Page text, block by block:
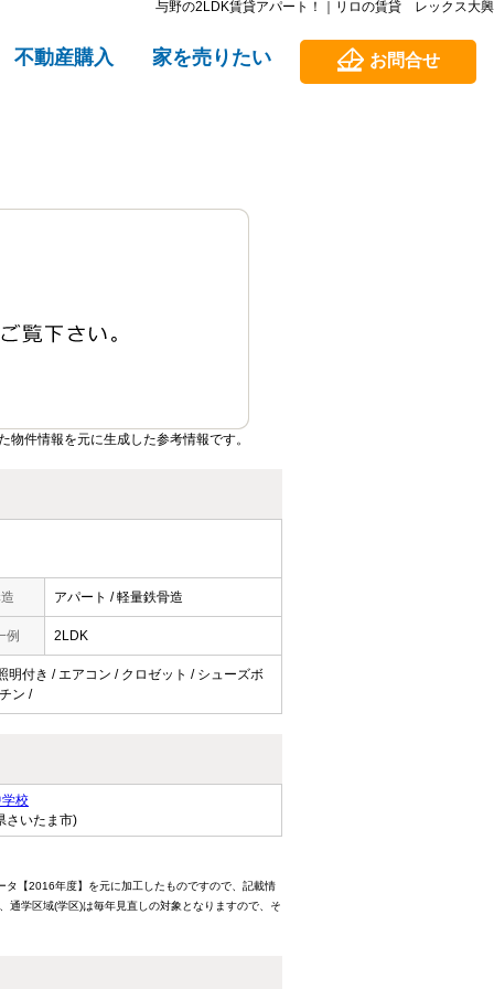
与野の2LDK賃貸アパート！｜リロの賃貸 レックス大興
不動産購入 家を売りたい お問合せ
件情報を元に生成した参考情報です。
アパート / 軽量鉄骨造
例 2LDK
明付き / エアコン / クロゼット / シューズボ
ン /
校
さいたま市)
タ【2016年度】を元に加工したものですので、記載情
通学区域(学区)は毎年見直しの対象となりますので、そ